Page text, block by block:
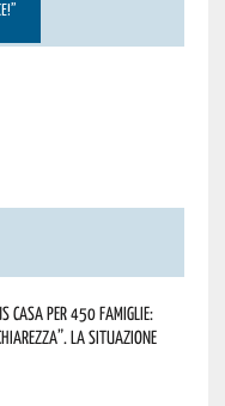
casa per 450 famiglie:
La situazione